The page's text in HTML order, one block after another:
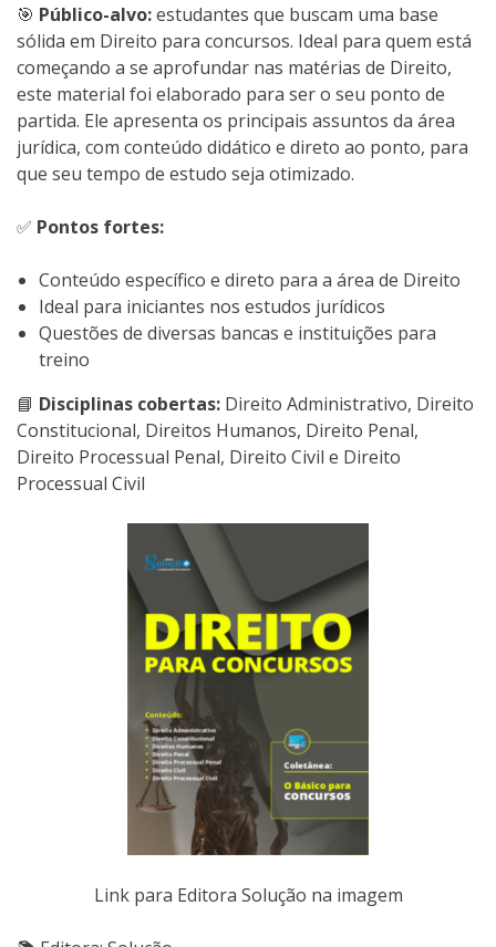
🎯 Público-alvo:estudantes que buscam uma base
sólida em Direito para concursos. Ideal para quem está
começando a se aprofundar nas matérias de Direito,
este material foi elaborado para ser o seu ponto de
partida. Ele apresenta os principais assuntos da área
jurídica, com conteúdo didático e direto ao ponto, para
que seu tempo de estudo seja otimizado.
✅ Pontos fortes:
Conteúdo específico e direto para a área de Direito
Ideal para iniciantes nos estudos jurídicos
Questões de diversas bancas e instituições para
treino
📘 Disciplinas cobertas: Direito Administrativo, Direito
Constitucional, Direitos Humanos, Direito Penal,
Direito Processual Penal, Direito Civil e Direito
Processual Civil
Link para Editora Solução na imagem